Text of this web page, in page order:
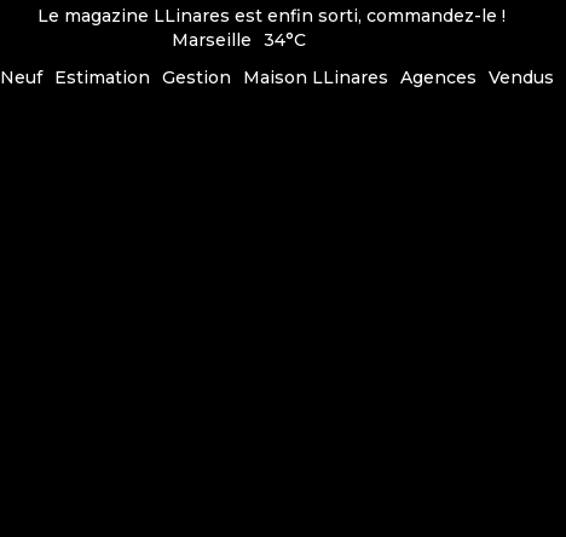
Le magazine LLinares est enfin sorti, commandez-le !
Marseille
34°C
Neuf Estimation Gestion Maison LLinares Agences Vendus